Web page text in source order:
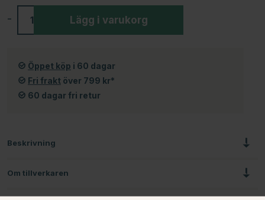
- Lägg i varukorg
Öppet köp i 60 dagar
Fri frakt över 799 kr*
60 dagar fri retur
Beskrivning
Om tillverkaren